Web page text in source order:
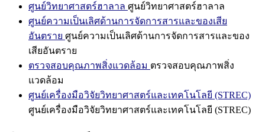
ศูนย์วิทยาศาสตร์ฮาลาล ศูนย์วิทยาศาสตร์ฮาลาล
ศูนย์ความเป็นเลิศด้านการจัดการสารและของเสีย
อันตราย ศูนย์ความเป็นเลิศด้านการจัดการสารและของ
เสียอันตราย
ตรวจสอบคุณภาพสิ่งแวดล้อม ตรวจสอบคุณภาพสิ่ง
แวดล้อม
ศูนย์เครื่องมือวิจัยวิทยาศาสตร์และเทคโนโลยี (STREC)
ศูนย์เครื่องมือวิจัยวิทยาศาสตร์และเทคโนโลยี (STREC)